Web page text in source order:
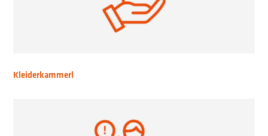
Kleiderkammerl